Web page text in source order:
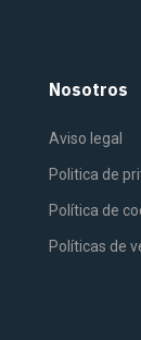
Nosotros
Aviso legal
Politica de
Política de
Políticas de